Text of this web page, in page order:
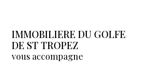
IMMOBILIERE DU GOLFE
DE ST TROPEZ
vous accompagne